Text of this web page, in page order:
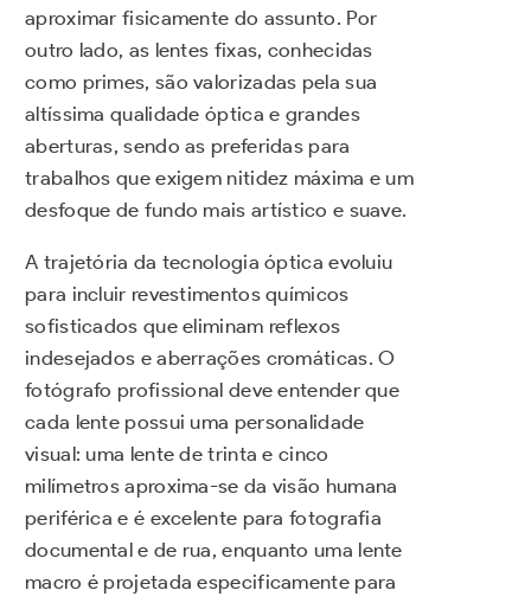
aproximar fisicamente do assunto. Por
outro lado, as lentes fixas, conhecidas
como primes, são valorizadas pela sua
altíssima qualidade óptica e grandes
aberturas, sendo as preferidas para
trabalhos que exigem nitidez máxima e um
desfoque de fundo mais artístico e suave.
A trajetória da tecnologia óptica evoluiu
para incluir revestimentos químicos
sofisticados que eliminam reflexos
indesejados e aberrações cromáticas. O
fotógrafo profissional deve entender que
cada lente possui uma personalidade
visual: uma lente de trinta e cinco
milímetros aproxima-se da visão humana
periférica e é excelente para fotografia
documental e de rua, enquanto uma lente
macro é projetada especificamente para